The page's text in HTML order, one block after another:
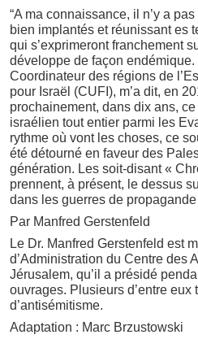
“A ma connaissance, il n’y a
bien implantés et réunissant es
qui s’exprimeront franchement
développe de façon endémique.
Coordinateur des régions de
pour Israël (CUFI), m’a dit, en
prochainement, dans dix ans,
israélien tout entier parmi les
rythme où vont les choses, ce
été détourné en faveur des
génération. Les soit-disant «
prennent, à présent, le dessus
dans les guerres de propagande
Par Manfred Gerstenfeld
Le Dr. Manfred Gerstenfeld est
d’Administration du Centre des
Jérusalem, qu’il a présidé
ouvrages. Plusieurs d’entre eux
d’antisémitisme.
Adaptation : Marc Brzustowski